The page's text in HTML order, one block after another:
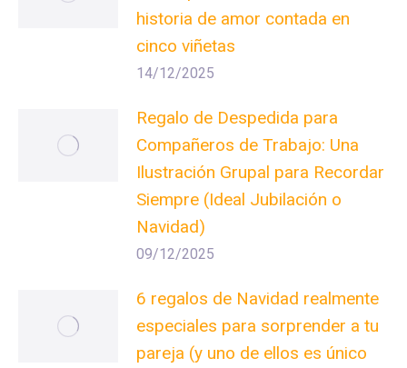
historia de amor contada en
cinco viñetas
14/12/2025
Regalo de Despedida para
Compañeros de Trabajo: Una
Ilustración Grupal para Recordar
Siempre (Ideal Jubilación o
Navidad)
09/12/2025
6 regalos de Navidad realmente
especiales para sorprender a tu
pareja (y uno de ellos es único